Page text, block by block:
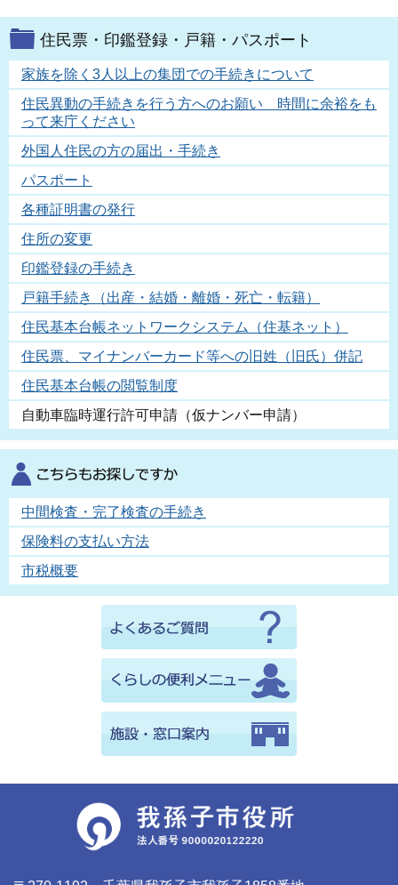
住民票・印鑑登録・戸籍・パスポート
家族を除く3人以上の集団での手続きについて
住民異動の手続きを行う方へのお願い 時間に余裕をも
って来庁ください
外国人住民の方の届出・手続き
パスポート
各種証明書の発行
住所の変更
印鑑登録の手続き
戸籍手続き（出産・結婚・離婚・死亡・転籍）
住民基本台帳ネットワークシステム（住基ネット）
住民票、マイナンバーカード等への旧姓（旧氏）併記
住民基本台帳の閲覧制度
自動車臨時運行許可申請（仮ナンバー申請）
中間検査・完了検査の手続き
保険料の支払い方法
市税概要